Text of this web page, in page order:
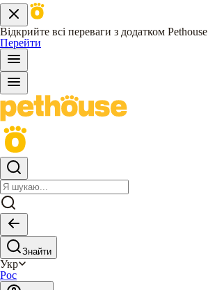
Відкрийте всі переваги з додатком Pethouse
Перейти
Знайти
Укр
Рос